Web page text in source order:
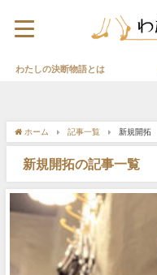
わたしの決断物語とは
ホーム 記事一覧 新規開拓
新規開拓の記事一覧